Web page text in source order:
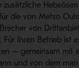
zusätzliche
die von Metso
von
Für Ihren Betrieb ist
– gemeinsam mit
und von dem man